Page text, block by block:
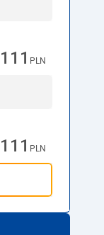
111 PLN
111 PLN